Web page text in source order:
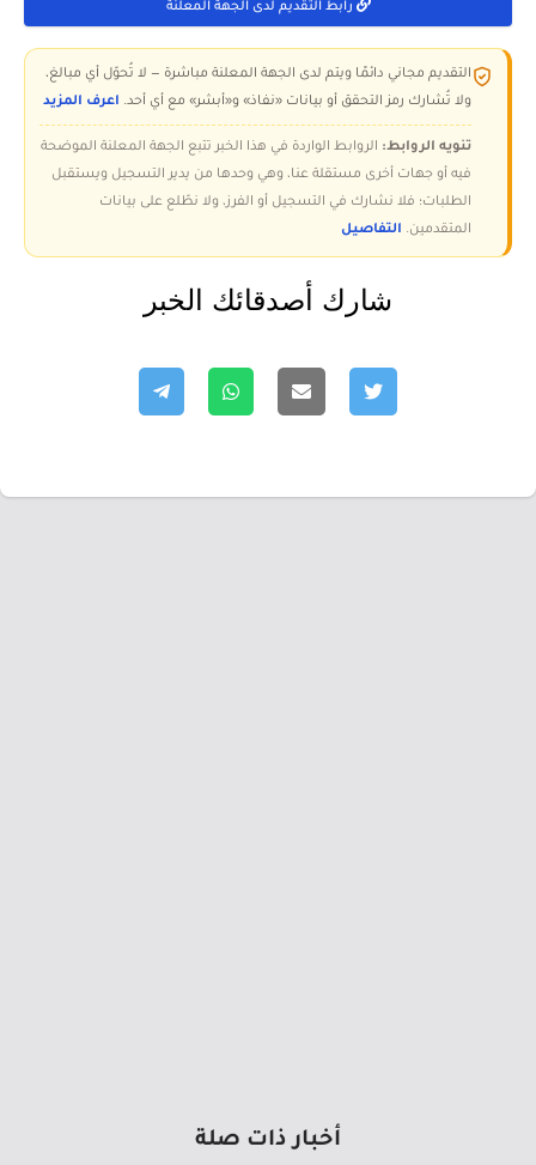
رابط التقديم لدى الجهة المعلنة
التقديم مجاني دائمًا ويتم لدى الجهة المعلنة مباشرة — لا تُحوّل أي مبالغ،
ولا تُشارك رمز التحقق أو بيانات «نفاذ» و«أبشر» مع أي أحد. اعرف المزيد
تنويه الروابط: الروابط الواردة في هذا الخبر تتبع الجهة المعلنة الموضحة
فيه أو جهات أخرى مستقلة عنا، وهي وحدها من يدير التسجيل ويستقبل
الطلبات؛ فلا نشارك في التسجيل أو الفرز، ولا نطّلع على بيانات
المتقدمين. التفاصيل
شارك أصدقائك الخبر
أخبار ذات صلة